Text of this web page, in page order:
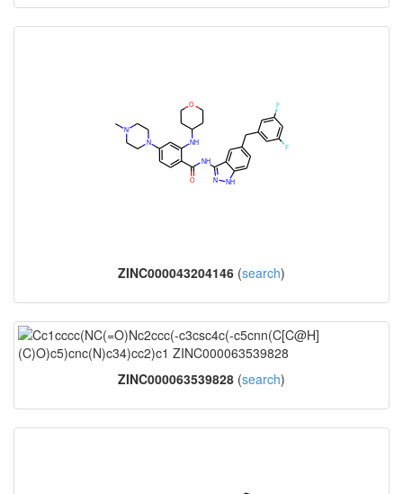
ZINC000043204146 (search)
ZINC000063539828 (search)